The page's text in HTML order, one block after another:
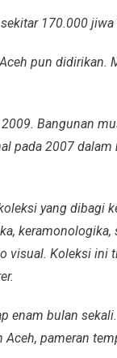
170.000
pun
Bangunan
pada 2007
yang dibagi
Koleksi ini
bulan
pameran